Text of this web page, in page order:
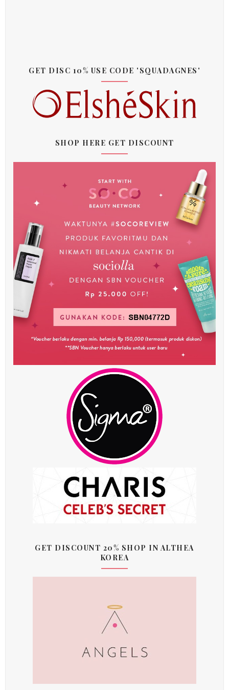
GET DISC 10% USE CODE 'SQUADAGNES'
SHOP HERE GET DISCOUNT
GET DISCOUNT 20% SHOP IN ALTHEA
KOREA